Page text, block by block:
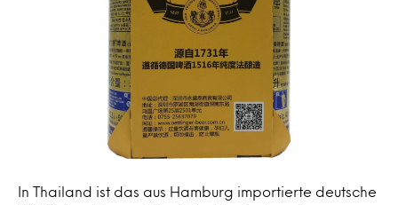
In Thailand ist das aus Hamburg importierte deutsche